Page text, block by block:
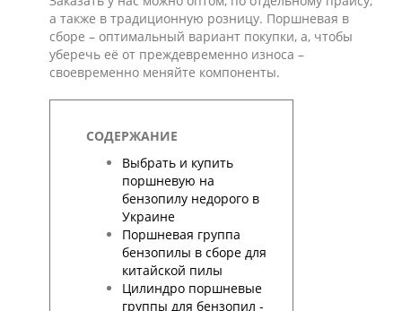
а также в традиционную розницу. Поршневая в
сборе – оптимальный вариант покупки, а, чтобы
уберечь её от преждевременно износа –
своевременно меняйте компоненты.
СОДЕРЖАНИЕ
Выбрать и купить
поршневую на
бензопилу недорого в
Украине
Поршневая группа
бензопилы в сборе для
китайской пилы
Цилиндро поршневые
группы для бензопил -